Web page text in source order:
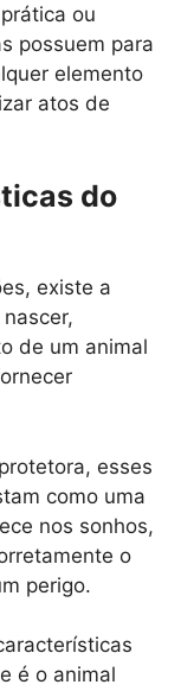
ou
possuem para
elemento
atos de
do
existe a
de um animal
esses
como uma
nos sonhos,
o
perigo.
é o animal